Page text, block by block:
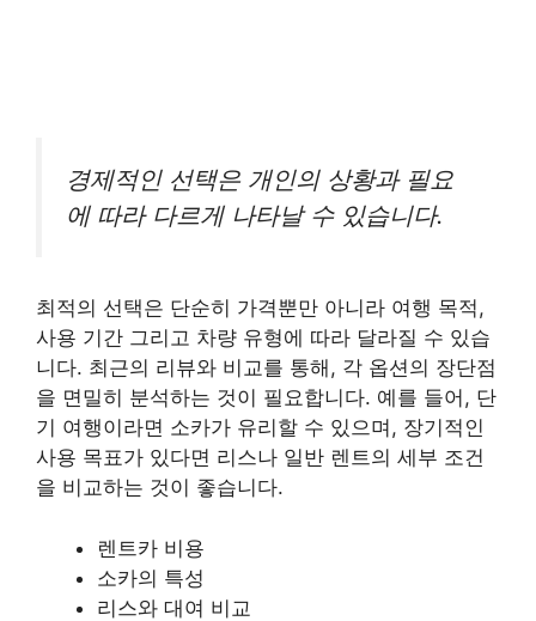
경제적인 선택은 개인의 상황과 필요
에 따라 다르게 나타날 수 있습니다.
최적의 선택은 단순히 가격뿐만 아니라 여행 목적,
사용 기간 그리고 차량 유형에 따라 달라질 수 있습
니다. 최근의 리뷰와 비교를 통해, 각 옵션의 장단점
을 면밀히 분석하는 것이 필요합니다. 예를 들어, 단
기 여행이라면 소카가 유리할 수 있으며, 장기적인
사용 목표가 있다면 리스나 일반 렌트의 세부 조건
을 비교하는 것이 좋습니다.
렌트카 비용
소카의 특성
리스와 대여 비교